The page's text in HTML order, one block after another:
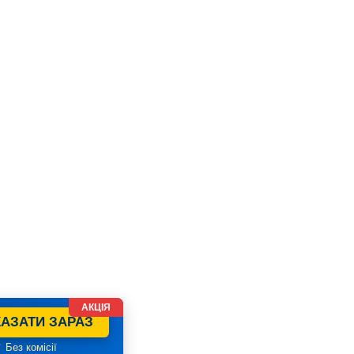
ЗАРАЗ
Без комісії
АКЦІЯ